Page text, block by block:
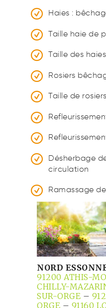
Haies :
Taille haie de
Taille des
Rosiers
Taille de rosiers
Désherbage
circulation
Ramassage
NORD
91200 ATHIS-
CHILLY-
SUR-ORGE –
ORGE – 91160